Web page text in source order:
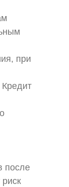
при
Кредит
после